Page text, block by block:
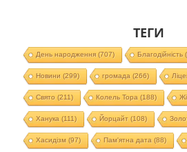
ТЕГИ
День народження(707) Благодійність
Новини (299) громада (266)
Свято (211) Колель Тора (188)
Ханука (111) Йорцайт (108)
Хасидізм (97) Пам'ятна дата (88)